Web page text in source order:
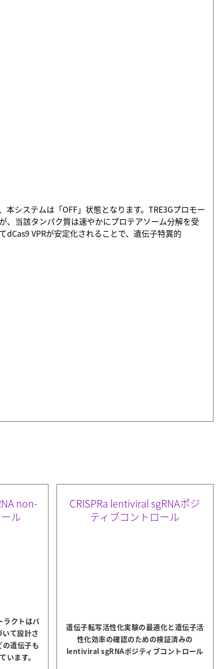
システムは「OFF」状態となります。TRE3Gプロモー
、当該タンパク質は速やかにプロテアソーム分解を受
VPRが安定化されることで、遺伝子特異的
non-
ル
ラクトはバ
て設計さ
の遺伝子も
います。
CRISPRa lentiviral sgRNAポジ
ティブコントロール
遺伝子転写活性化実験の最適化と遺伝子活
性化効率の確認のための検証済みの
lentiviral sgRNAポジティブコントロール